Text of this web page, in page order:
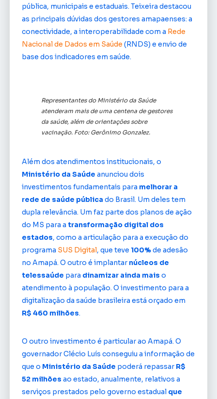
pública, municipais e estaduais. Teixeira destacou
as principais dúvidas dos gestores amapaenses: a
conectividade, a interoperabilidade com a Rede
Nacional de Dados em Saúde (RNDS) e envio de
base dos indicadores em saúde.
Representantes do Ministério da Saúde
atenderam mais de uma centena de gestores
da saúde, além de orientações sobre
vacinação. Foto: Gerônimo Gonzalez.
Além dos atendimentos institucionais, o
Ministério da Saúde anunciou dois
investimentos fundamentais para melhorar a
rede de saúde pública do Brasil. Um deles tem
dupla relevância. Um faz parte dos planos de ação
do MS para a transformação digital dos
estados, como a articulação para a execução do
programa SUS Digital, que teve 100%de adesão
no Amapá. O outro é implantar núcleos de
telessaúde para dinamizar ainda mais o
atendimento à população. O investimento para a
digitalização da saúde brasileira está orçado em
R$ 460 milhões.
O outro investimento é particular ao Amapá. O
governador Clécio Luís conseguiu a informação de
que o Ministério da Saúde poderá repassar R$
52 milhões ao estado, anualmente, relativos a
serviços prestados pelo governo estadual que